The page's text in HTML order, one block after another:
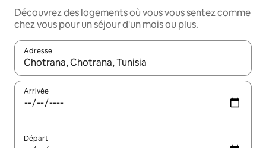
Découvrez des logements où vous vous sentez comme
chez vous pour un séjour d'un mois ou plus.
Adresse
Lorsque les résultats s'affichent, utilisez les flèches vers le
Arrivée
Départ